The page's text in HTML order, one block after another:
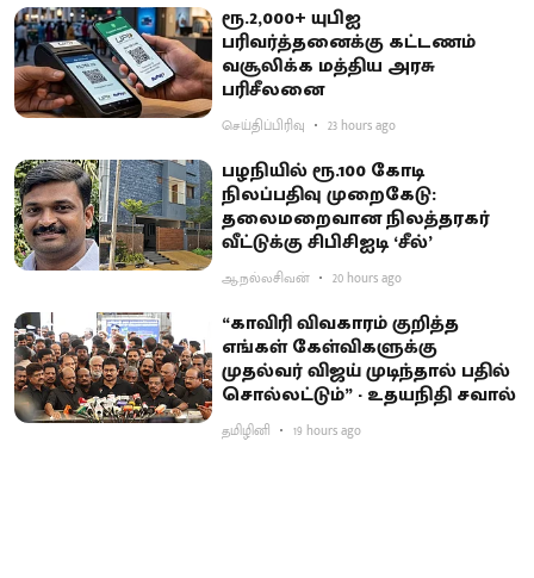
ரூ.2,000+ யுபிஐ
பரிவர்த்தனைக்கு கட்டணம்
வசூலிக்க மத்திய அரசு
பரிசீலனை
செய்திப்பிரிவு 23 hours ago
பழநியில் ரூ.100 கோடி
நிலப்பதிவு முறைகேடு:
தலைமறைவான நிலத்தரகர்
வீட்டுக்கு சிபிசிஐடி ‘சீல்’
ஆ.நல்லசிவன் 20 hours ago
“காவிரி விவகாரம் குறித்த
எங்கள் கேள்விகளுக்கு
முதல்வர் விஜய் முடிந்தால் பதில்
சொல்லட்டும்” - உதயநிதி சவால்
தமிழினி 19 hours ago